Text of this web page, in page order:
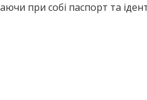
при собі паспорт та